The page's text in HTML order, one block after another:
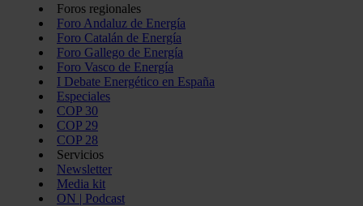
Foros regionales
Foro Andaluz de Energía
Foro Catalán de Energía
Foro Gallego de Energía
Foro Vasco de Energía
I Debate Energético en España
Especiales
COP 30
COP 29
COP 28
Servicios
Newsletter
Media kit
ON | Podcast